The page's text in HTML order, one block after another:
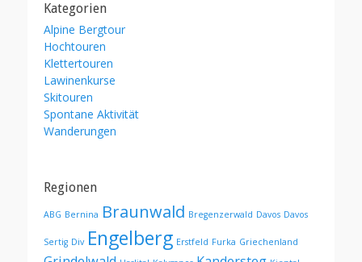
Kategorien
Alpine Bergtour
Hochtouren
Klettertouren
Lawinenkurse
Skitouren
Spontane Aktivität
Wanderungen
Regionen
ABG Bernina Braunwald Bregenzerwald Davos Davos
Sertig Div Engelberg Erstfeld Furka Griechenland